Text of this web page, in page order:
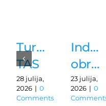
Turck
TAS
Edge
–
28 julija,
2026 | 0
Comments
Turck
23 julija,
2026 | 0